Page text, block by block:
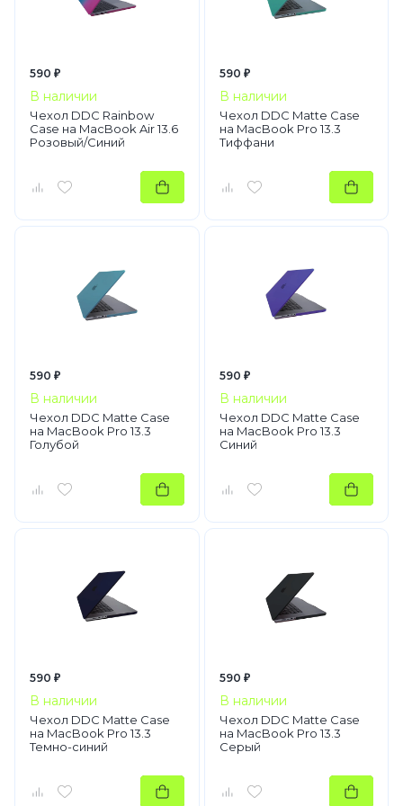
590 ₽
В наличии
Чехол DDC Rainbow
Case на MacBook Air 13.6
Розовый/Синий
590 ₽
В наличии
Чехол DDC Matte Case
на MacBook Pro 13.3
Тиффани
590 ₽
В наличии
Чехол DDC Matte Case
на MacBook Pro 13.3
Голубой
590 ₽
В наличии
Чехол DDC Matte Case
на MacBook Pro 13.3
Синий
590 ₽
В наличии
Чехол DDC Matte Case
на MacBook Pro 13.3
Темно-синий
590 ₽
В наличии
Чехол DDC Matte Case
на MacBook Pro 13.3
Серый